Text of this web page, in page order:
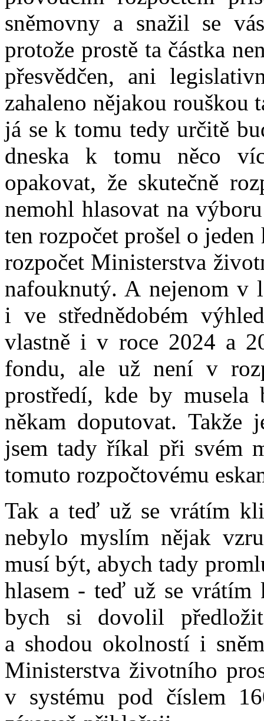
sněmovny a snažil se
protože prostě ta částka
přesvědčen, ani
zahaleno nějakou rouškou
já se k tomu tedy určitě
dneska k tomu něco
opakovat, že skutečně
nemohl hlasovat na
ten rozpočet prošel o
rozpočet Ministerstva
nafouknutý. A nejenom v
i ve střednědobém
vlastně i v roce 2024 a
fondu, ale už není v
prostředí, kde by musela
někam doputovat.
jsem tady říkal při svém
tomuto rozpočtovému
Tak a teď už se vrátím
nebylo myslím nějak
musí být, abych tady
hlasem - teď už se vrátím
bych si dovolil
a shodou okolností i
Ministerstva životního
v systému pod číslem